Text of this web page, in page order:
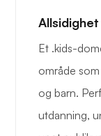
Et .kids-
område
og barn.
utdanning,